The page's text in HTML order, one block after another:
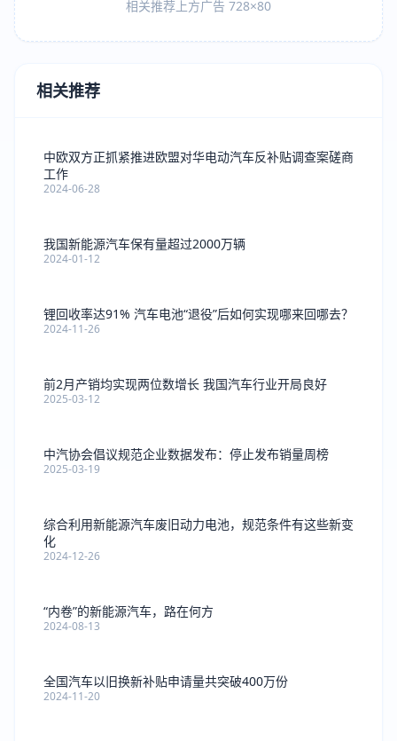
相关推荐上方广告 728×80
相关推荐
中欧双方正抓紧推进欧盟对华电动汽车反补贴调查案磋商
工作
2024-06-28
我国新能源汽车保有量超过2000万辆
2024-01-12
锂回收率达91% 汽车电池“退役”后如何实现哪来回哪去？
2024-11-26
前2月产销均实现两位数增长 我国汽车行业开局良好
2025-03-12
中汽协会倡议规范企业数据发布：停止发布销量周榜
2025-03-19
综合利用新能源汽车废旧动力电池，规范条件有这些新变
化
2024-12-26
“内卷”的新能源汽车，路在何方
2024-08-13
全国汽车以旧换新补贴申请量共突破400万份
2024-11-20